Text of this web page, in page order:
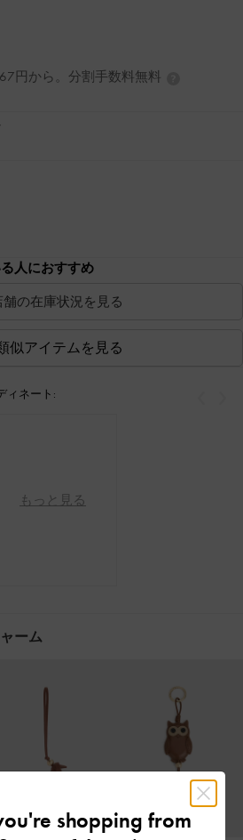
円から。分割手数料無料
人におすすめ
舗の在庫状況を見る
似アイテムを見る
ィネート:
もっと見る
ーム
shopping from